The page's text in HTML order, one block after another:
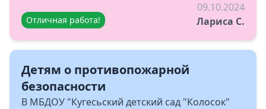
Отличная работа!
09.10.2024
Лариса С.
Детям о противопожарной
безопасности
В МБДОУ "Кугесьский детский сад "Колосок"